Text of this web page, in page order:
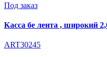
Под заказ
Касса бе лента , широкий
ART30245